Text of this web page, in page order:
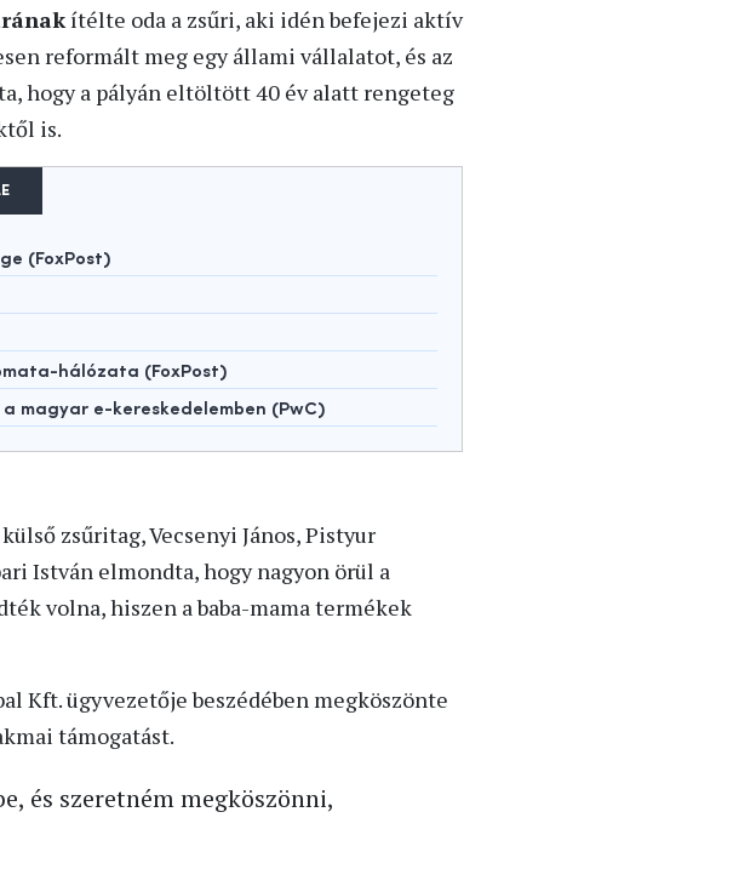
ítélte oda a zsűri, aki idén befejezi aktív
reformált meg egy állami vállalatot, és az
hogy a pályán eltöltött 40 év alatt rengeteg
is.
(FoxPost)
hálózata (FoxPost)
magyar e-kereskedelemben (PwC)
zsűritag, Vecsenyi János, Pistyur
István elmondta, hogy nagyon örül a
volna, hiszen a baba-mama termékek
Kft. ügyvezetője beszédében megköszönte
támogatást.
és szeretném megköszönni,